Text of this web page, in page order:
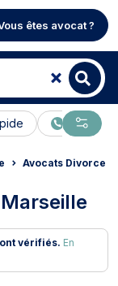
êtes avocat ?
En ligne
Avocats Divorce
vérifiés. En